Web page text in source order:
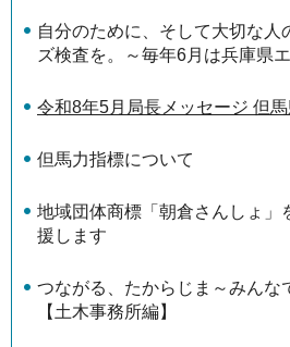
自分のために、そして大切な人
ズ検査を。～毎年6月は兵庫県
令和8年5月局長メッセージ 但
但馬力指標について
地域団体商標「朝倉さんしょ」
援します
つながる、たからじま～みんな
【土木事務所編】